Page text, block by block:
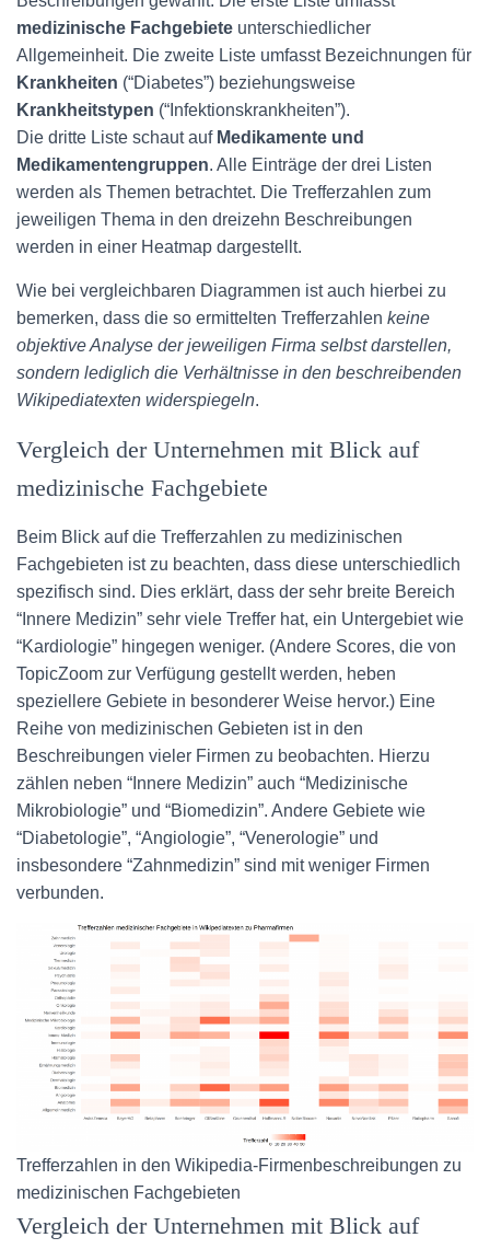
medizinische Fachgebiete unterschiedlicher
Allgemeinheit. Die zweite Liste umfasst Bezeichnungen für
Krankheiten (“Diabetes”) beziehungsweise
Krankheitstypen (“Infektionskrankheiten”).
Die dritte Liste schaut auf Medikamente und
Medikamentengruppen. Alle Einträge der drei Listen
werden als Themen betrachtet. Die Trefferzahlen zum
jeweiligen Thema in den dreizehn Beschreibungen
werden in einer Heatmap dargestellt.
Wie bei vergleichbaren Diagrammen ist auch hierbei zu
bemerken, dass die so ermittelten Trefferzahlen keine
objektive Analyse der jeweiligen Firma selbst darstellen,
sondern lediglich die Verhältnisse in den beschreibenden
Wikipediatexten widerspiegeln.
Vergleich der Unternehmen mit Blick auf
medizinische Fachgebiete
Beim Blick auf die Trefferzahlen zu medizinischen
Fachgebieten ist zu beachten, dass diese unterschiedlich
spezifisch sind. Dies erklärt, dass der sehr breite Bereich
“Innere Medizin” sehr viele Treffer hat, ein Untergebiet wie
“Kardiologie” hingegen weniger. (Andere Scores, die von
TopicZoom zur Verfügung gestellt werden, heben
speziellere Gebiete in besonderer Weise hervor.) Eine
Reihe von medizinischen Gebieten ist in den
Beschreibungen vieler Firmen zu beobachten. Hierzu
zählen neben “Innere Medizin” auch “Medizinische
Mikrobiologie” und “Biomedizin”. Andere Gebiete wie
“Diabetologie”, “Angiologie”, “Venerologie” und
insbesondere “Zahnmedizin” sind mit weniger Firmen
verbunden.
Trefferzahlen in den Wikipedia-Firmenbeschreibungen zu
medizinischen Fachgebieten
Vergleich der Unternehmen mit Blick auf